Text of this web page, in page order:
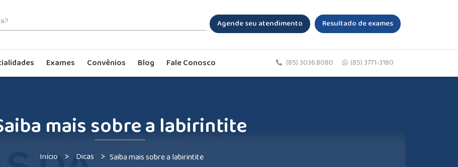
Agende seu atendimento Resultado de exames
Exames Convênios Blog Fale Conosco (85) 3036.8080 (85) 3771-3180
mais sobre a labirintite
Início > Dicas > Saiba mais sobre a labirintite